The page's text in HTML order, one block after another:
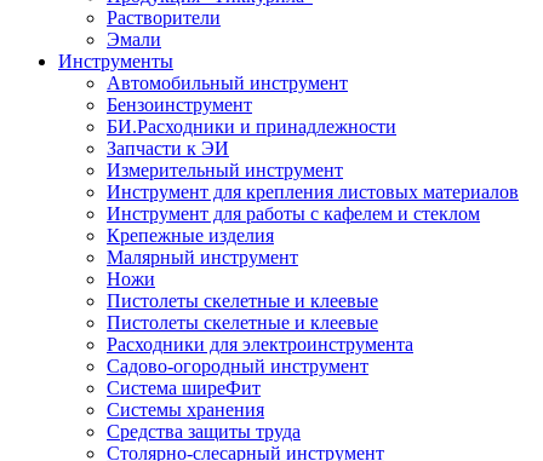
Растворители
Эмали
Инструменты
Автомобильный инструмент
Бензоинструмент
БИ.Расходники и принадлежности
Запчасти к ЭИ
Измерительный инструмент
Инструмент для крепления листовых материалов
Инструмент для работы с кафелем и стеклом
Крепежные изделия
Малярный инструмент
Ножи
Пистолеты скелетные и клеевые
Пистолеты скелетные и клеевые
Расходники для электроинструмента
Садово-огородный инструмент
Система ширеФит
Системы хранения
Средства защиты труда
Столярно-слесарный инструмент